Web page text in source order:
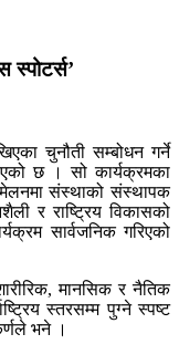
चुनौती सम्बोधन गर्ने
छ । सो कार्यक्रमका
संस्थाको संस्थापक
र राष्ट्रिय विकासको
सार्वजनिक गरिएको
मानसिक र नैतिक
स्तरसम्म पुग्ने स्पष्ट
भने ।